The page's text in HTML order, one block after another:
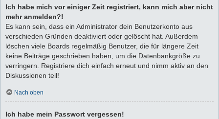
Ich habe mich vor einiger Zeit registriert, kann mich aber nicht
mehr anmelden?!
Es kann sein, dass ein Administrator dein Benutzerkonto aus
verschieden Gründen deaktiviert oder gelöscht hat. Außerdem
löschen viele Boards regelmäßig Benutzer, die für längere Zeit
keine Beiträge geschrieben haben, um die Datenbankgröße zu
verringern. Registriere dich einfach erneut und nimm aktiv an den
Diskussionen teil!
Nach oben
Ich habe mein Passwort vergessen!